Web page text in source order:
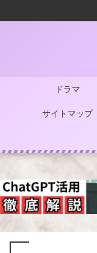
ドラマ
サイトマップ